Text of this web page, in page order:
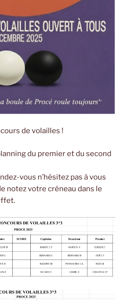
de volailles !
du premier et du second
vous n’hésitez pas à vous
notez votre créneau dans le